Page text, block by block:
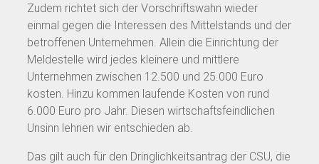
Zudem richtet sich der Vorschriftswahn wieder
einmal gegen die Interessen des Mittelstands und der
betroffenen Unternehmen. Allein die Einrichtung der
Meldestelle wird jedes kleinere und mittlere
Unternehmen zwischen 12.500 und 25.000 Euro
kosten. Hinzu kommen laufende Kosten von rund
6.000 Euro pro Jahr. Diesen wirtschaftsfeindlichen
Unsinn lehnen wir entschieden ab.
Das gilt auch für den Dringlichkeitsantrag der CSU, die